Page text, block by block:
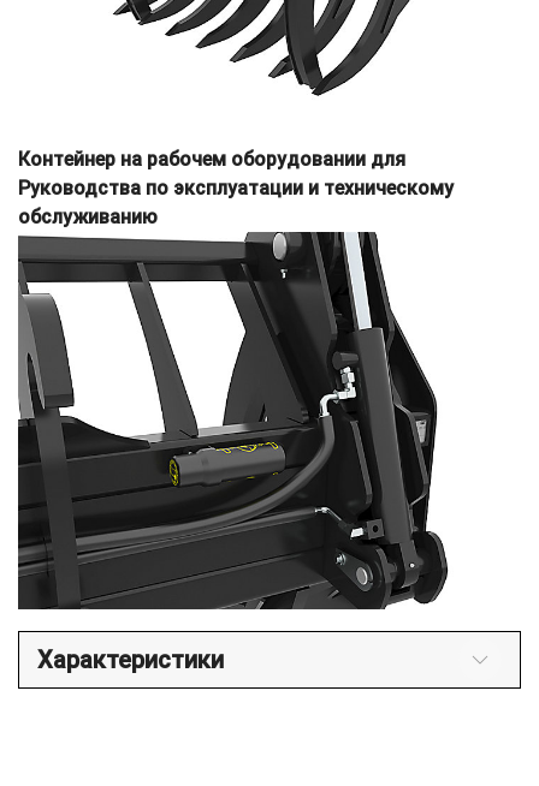
Контейнер на рабочем оборудовании для
Руководства по эксплуатации и техническому
обслуживанию
Характеристики